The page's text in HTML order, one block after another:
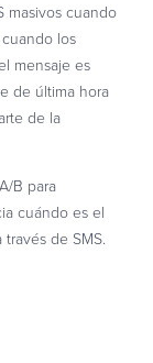
masivos cuando
los
mensaje es
de última hora
de la
B para
cuándo es el
de SMS.